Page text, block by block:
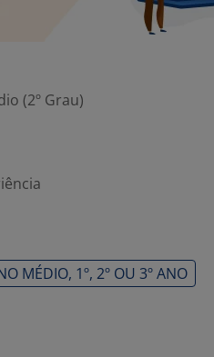
(2º Grau)
MÉDIO, 1º, 2º OU 3º ANO